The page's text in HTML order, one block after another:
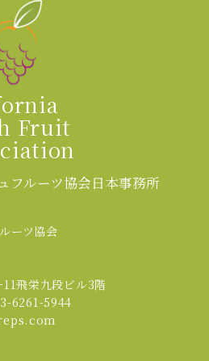
Fruit
フルーツ協会日本事務所
ーツ協会
飛栄九段ビル3階
6261-5944